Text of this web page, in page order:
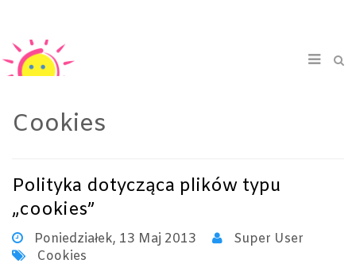
Cookies
Polityka dotycząca plików typu
„cookies”
Poniedziałek, 13 Maj 2013
Super User
Cookies